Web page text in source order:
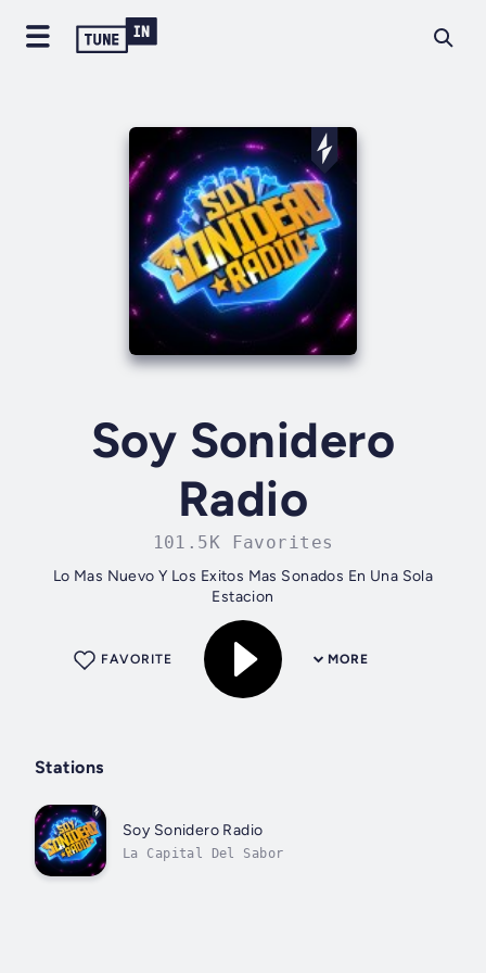
Soy Sonidero
Radio
101.5K Favorites
Lo Mas Nuevo Y Los Exitos Mas Sonados En Una Sola
Estacion
MORE
FAVORITE
Stations
Soy Sonidero Radio
La Capital Del Sabor